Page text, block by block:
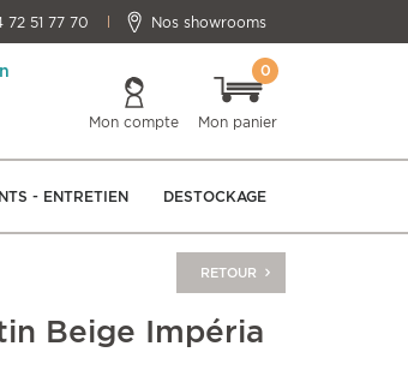
72 51 77 70 Nos showrooms
Mon compte Mon panier
0
- ENTRETIEN DESTOCKAGE
RETOUR
Beige Impéria